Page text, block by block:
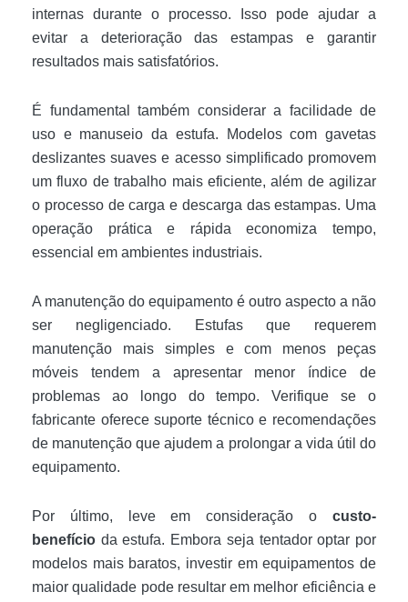
internas durante o processo. Isso pode ajudar a
evitar a deterioração das estampas e garantir
resultados mais satisfatórios.
É fundamental também considerar a facilidade de
uso e manuseio da estufa. Modelos com gavetas
deslizantes suaves e acesso simplificado promovem
um fluxo de trabalho mais eficiente, além de agilizar
o processo de carga e descarga das estampas. Uma
operação prática e rápida economiza tempo,
essencial em ambientes industriais.
A manutenção do equipamento é outro aspecto a não
ser negligenciado. Estufas que requerem
manutenção mais simples e com menos peças
móveis tendem a apresentar menor índice de
problemas ao longo do tempo. Verifique se o
fabricante oferece suporte técnico e recomendações
de manutenção que ajudem a prolongar a vida útil do
equipamento.
Por último, leve em consideração o custo-
benefício da estufa. Embora seja tentador optar por
modelos mais baratos, investir em equipamentos de
maior qualidade pode resultar em melhor eficiência e